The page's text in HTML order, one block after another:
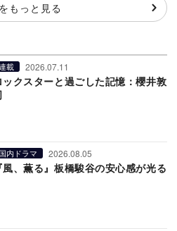
もっと見る
載 2026.07.11
ックスターと過ごした記憶：櫻井敦
内ドラマ 2026.08.05
風、薫る』板橋駿谷の安心感が光る